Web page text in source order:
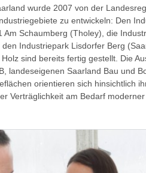
wurde 2007 von der
zu entwickeln: Den
Schaumberg (Tholey), die
Industriepark Lisdorfer Berg
sind bereits fertig gestellt. Die
landeseigenen Saarland Bau und
orientieren sich hinsichtlich
Verträglichkeit am Bedarf